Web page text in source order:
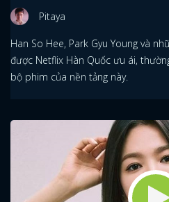
Pitaya
Han So Hee, Park Gyu Young và
được Netflix Hàn Quốc ưu ái,
bộ phim của nền tảng này.